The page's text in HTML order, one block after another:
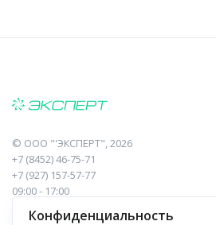
© ООО "'ЭКСПЕРТ", 2026
+7 (8452) 46-75-71
+7 (927) 157-57-77
09:00 - 17:00
410017, Саратов, Пугачева, 10 к1, оф.23
Конфиденциальность